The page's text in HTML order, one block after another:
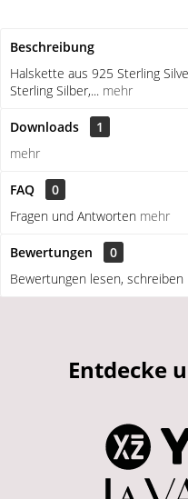
Beschreibung
Halskette aus 925 Sterling
Sterling Silber,... mehr
Downloads
1
mehr
FAQ
0
Fragen und Antworten mehr
Bewertungen
0
Bewertungen lesen,
Entdecke